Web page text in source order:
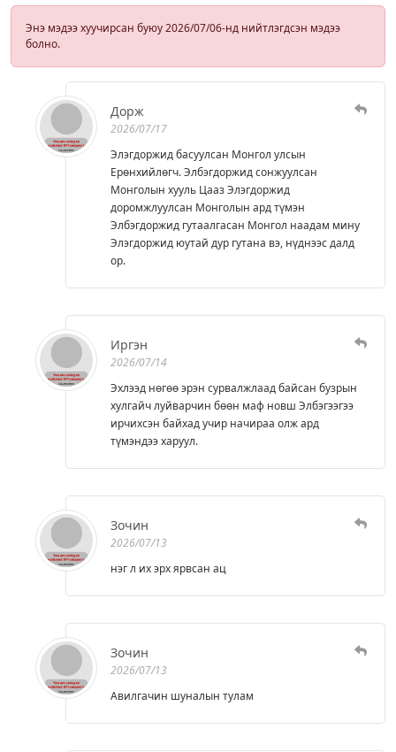
Энэ мэдээ хуучирсан буюу 2026/07/06-нд нийтлэгдсэн мэдээ
болно.
Дорж
2026/07/17
Элэгдоржид басуулсан Монгол улсын
Ерөнхийлөгч. Элбэгдоржид сонжуулсан
Монголын хууль Цааз Элэгдоржид
доромжлуулсан Монголын ард түмэн
Элбэгдоржид гутаалгасан Монгол наадам мину
Элэгдоржид юутай дур гутана вэ, нүднээс далд
ор.
Иргэн
2026/07/14
Эхлээд нөгөө эрэн сурвалжлаад байсан бузрын
хулгайч луйварчин бөөн маф новш Элбэгээгээ
ирчихсэн байхад учир начираа олж ард
түмэндээ харуул.
Зочин
2026/07/13
нэг л их эрх ярвсан ац
Зочин
2026/07/13
Авилгачин шуналын тулам